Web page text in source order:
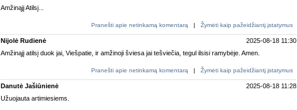
Amžinąjį Atilsį...
Pranešti apie netinkamą komentarą | Žymėti kaip pažeidžiantį įstatymus
Nijolė Rudienė
2025-08-18 11:30
Amžinąjį atilsį duok jai, Viešpatie, ir amžinoji šviesa jai tešviečia, tegul ilsisi ramybėje. Amen.
Pranešti apie netinkamą komentarą | Žymėti kaip pažeidžiantį įstatymus
Danutė Jašiūnienė
2025-08-18 11:28
Užuojauta artimiesiems.